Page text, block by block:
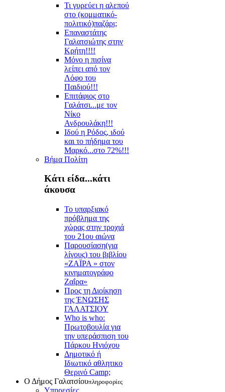
Τι γυρεύει η αλεπού
στο (κομματικό-
πολιτικό)παζάρι;
Επαναστάτης
Γαλατσιώτης στην
Κρήτη!!!!
Μόνο η πισίνα
λείπει από τον
Λόφο του
Παιδιού!!!
Επιτάφιος στο
Γαλάτσι...με τον
Νίκο
Ανδρουλάκη!!!
Ιδού η Ρόδος, ιδού
και το πήδημα του
Μαρκό...στο 72%!!!
Βήμα Πολίτη
Κάτι είδα...κάτι
άκουσα
Το υπαρξιακό
πρόβλημα της
χώρας στην τροχιά
του 21ου αιώνα
Παρουσίαση(για
λίγους) του βιβλίου
«ΖΑΪΡΑ » στον
κινηματογράφο
Ζαΐρα»
Προς τη Διοίκηση
της ΈΝΩΣΗΣ
ΓΑΛΑΤΣΙΟΥ
Who is who:
Πρωτοβουλία για
την υπεράσπιση του
Πάρκου Ηνιόχου
Δημοτικό ή
Ιδιωτικό αθλητικο
Θερινό Camp;
Ο Δήμος Γαλατσίουπληροφορίες